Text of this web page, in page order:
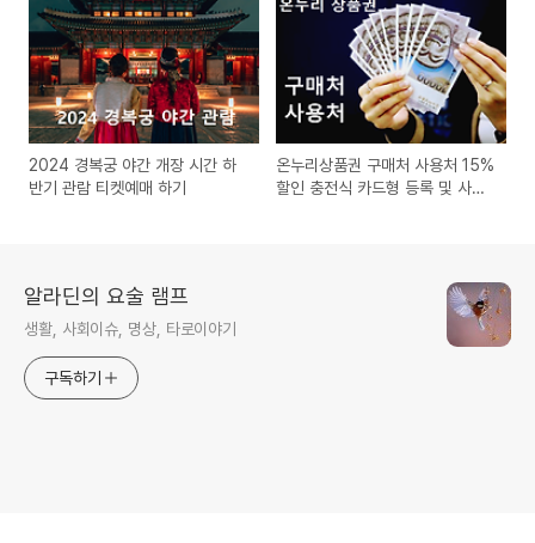
2024 경복궁 야간 개장 시간 하
반기 관람 티켓예매 하기
온누리상품권 구매처 사용처 15%
할인 충전식 카드형 등록 및 사용
알라딘의 요술 램프
생활, 사회이슈, 명상, 타로이야기
구독하기